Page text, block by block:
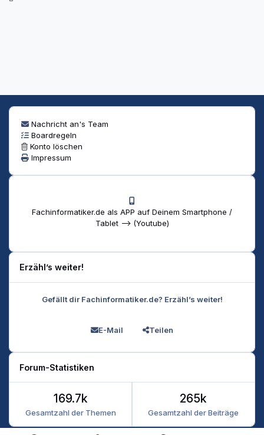
Nachricht an's Team
Boardregeln
Konto löschen
Impressum
Fachinformatiker.de als APP auf Deinem Smartphone /
Tablet --> (Youtube)
Erzähl’s weiter!
Gefällt dir Fachinformatiker.de? Erzähl’s weiter!
E-Mail Teilen
Forum-Statistiken
Gesamtzahl der Themen
169.7k
Gesamtzahl der Beiträge
265k